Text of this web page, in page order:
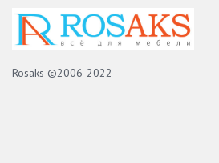
Rosaks ©2006-2022